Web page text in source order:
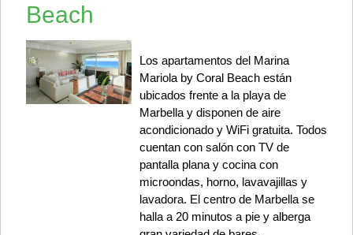
Beach
Los apartamentos del Marina
Mariola by Coral Beach están
ubicados frente a la playa de
Marbella y disponen de aire
acondicionado y WiFi gratuita. Todos
cuentan con salón con TV de
pantalla plana y cocina con
microondas, horno, lavavajillas y
lavadora. El centro de Marbella se
halla a 20 minutos a pie y alberga